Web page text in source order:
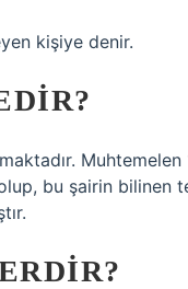
kişiye denir.
bu şairin bilinen